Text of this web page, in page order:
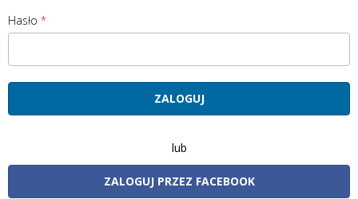
Hasło
lub
ZALOGUJ PRZEZ FACEBOOK